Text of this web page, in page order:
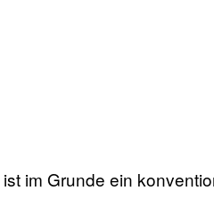
ist im Grunde ein